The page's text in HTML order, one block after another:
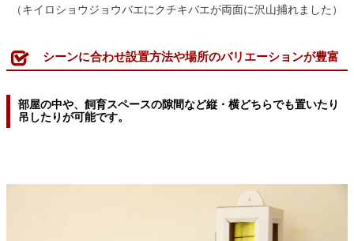
（キイロショウジョウバエにクチキバエが両面に沢山捕れました）
シーンに合わせ設置方法や場所のバリエーションが豊富
部屋の中や、飼育スペースの隙間など縦・横どちらでも置いたり
吊したりが可能です。